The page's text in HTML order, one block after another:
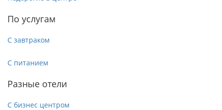
По услугам
С завтраком
С питанием
Разные отели
С бизнес центром